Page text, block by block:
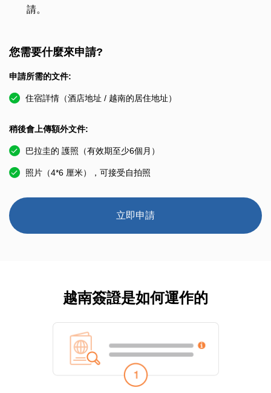
請。
您需要什麼來申請?
申請所需的文件:
住宿詳情（酒店地址 / 越南的居住地址）
稍後會上傳額外文件:
巴拉圭的 護照（有效期至少6個月）
照片（4*6 厘米），可接受自拍照
立即申請
越南簽證是如何運作的